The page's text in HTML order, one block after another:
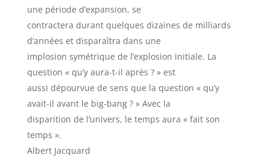
une période d’expansion, se
contractera durant quelques dizaines de milliards
d’années et disparaîtra dans une
implosion symétrique de l’explosion initiale. La
question « qu’y aura-t-il après ? » est
aussi dépourvue de sens que la question « qu’y
avait-il avant le big-bang ? » Avec la
disparition de l’univers, le temps aura « fait son
temps ».
Albert Jacquard